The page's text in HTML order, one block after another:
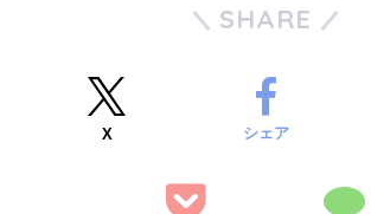
SHARE
X シェア